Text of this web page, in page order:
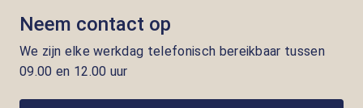
Neem contact op
We zijn elke werkdag telefonisch bereikbaar tussen
09.00 en 12.00 uur